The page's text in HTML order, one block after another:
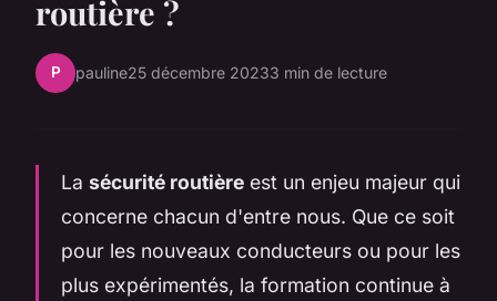
routière ?
P pauline25 décembre 20233 min de lecture
La sécurité routière est un enjeu majeur qui
concerne chacun d'entre nous. Que ce soit
pour les nouveaux conducteurs ou pour les
plus expérimentés, la formation continue à